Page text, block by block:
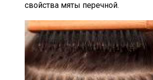
свойства мяты перечной.